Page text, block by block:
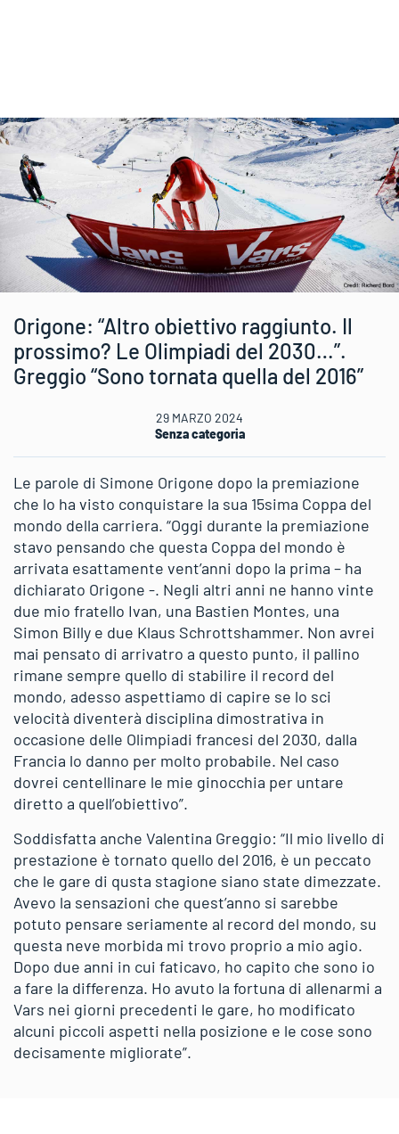
Origone: “Altro obiettivo raggiunto. Il
prossimo? Le Olimpiadi del 2030…”.
Greggio “Sono tornata quella del 2016”
29 MARZO 2024
Senza categoria
Le parole di Simone Origone dopo la premiazione
che lo ha visto conquistare la sua 15sima Coppa del
mondo della carriera. “Oggi durante la premiazione
stavo pensando che questa Coppa del mondo è
arrivata esattamente vent’anni dopo la prima – ha
dichiarato Origone -. Negli altri anni ne hanno vinte
due mio fratello Ivan, una Bastien Montes, una
Simon Billy e due Klaus Schrottshammer. Non avrei
mai pensato di arrivatro a questo punto, il pallino
rimane sempre quello di stabilire il record del
mondo, adesso aspettiamo di capire se lo sci
velocità diventerà disciplina dimostrativa in
occasione delle Olimpiadi francesi del 2030, dalla
Francia lo danno per molto probabile. Nel caso
dovrei centellinare le mie ginocchia per untare
diretto a quell’obiettivo”.
Soddisfatta anche Valentina Greggio: “Il mio livello di
prestazione è tornato quello del 2016, è un peccato
che le gare di qusta stagione siano state dimezzate.
Avevo la sensazioni che quest’anno si sarebbe
potuto pensare seriamente al record del mondo, su
questa neve morbida mi trovo proprio a mio agio.
Dopo due anni in cui faticavo, ho capito che sono io
a fare la differenza. Ho avuto la fortuna di allenarmi a
Vars nei giorni precedenti le gare, ho modificato
alcuni piccoli aspetti nella posizione e le cose sono
decisamente migliorate”.